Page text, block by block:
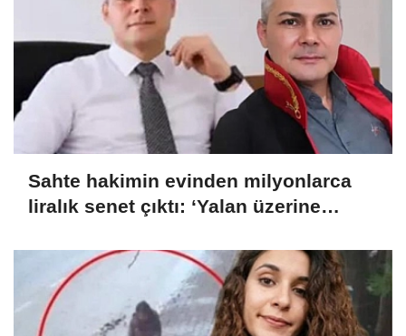
Sahte hakimin evinden milyonlarca
liralık senet çıktı: ‘Yalan üzerine